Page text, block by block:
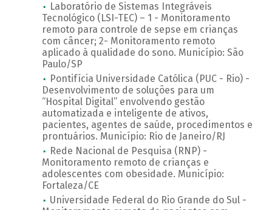
Laboratório de Sistemas Integráveis
Tecnológico (LSI-TEC) – 1 - Monitoramento
remoto para controle de sepse em crianças
com câncer; 2- Monitoramento remoto
aplicado à qualidade do sono. Município: São
Paulo/SP
Pontifícia Universidade Católica (PUC - Rio) -
Desenvolvimento de soluções para um
“Hospital Digital” envolvendo gestão
automatizada e inteligente de ativos,
pacientes, agentes de saúde, procedimentos e
prontuários. Município: Rio de Janeiro/RJ
Rede Nacional de Pesquisa (RNP) -
Monitoramento remoto de crianças e
adolescentes com obesidade. Município:
Fortaleza/CE
Universidade Federal do Rio Grande do Sul -